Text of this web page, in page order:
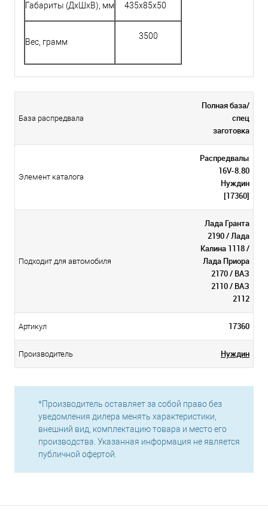
Габариты (ДхШхВ), мм 435х85х50
Вес, грамм
3500
База распредвала
Полная база/
спец
заготовка
Элемент каталога
Распредвалы
16V-8.80
Нуждин
[17360]
Подходит для автомобиля
Лада Гранта
2190 / Лада
Калина 1118 /
Лада Приора
2170 / ВАЗ
2110 / ВАЗ
2112
Артикул 17360
Производитель Нуждин
*Производитель оставляет за собой право без
уведомления дилера менять характеристики,
внешний вид, комплектацию товара и место его
производства. Указанная информация не является
публичной офертой.